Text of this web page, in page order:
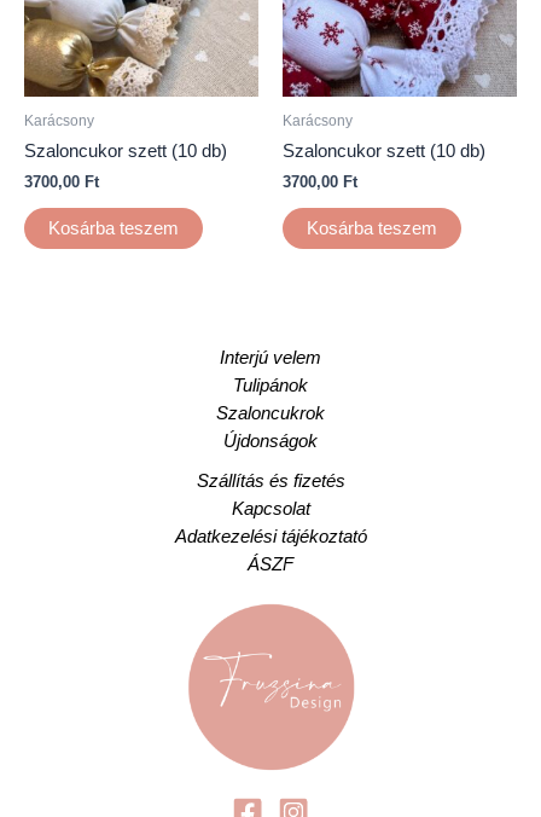
Karácsony
Szaloncukor szett (10 db)
3700,00 Ft
Kosárba teszem
Karácsony
Szaloncukor szett (10 db)
3700,00 Ft
Kosárba teszem
Interjú velem
Tulipánok
Szaloncukrok
Újdonságok
Szállítás és fizetés
Kapcsolat
Adatkezelési tájékoztató
ÁSZF